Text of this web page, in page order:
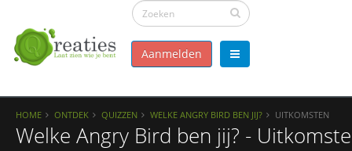
Aanmelden
HOME ONTDEK QUIZZEN WELKE ANGRY BIRD BEN JIJ? UITKOMSTEN
Welke Angry Bird ben jij? -